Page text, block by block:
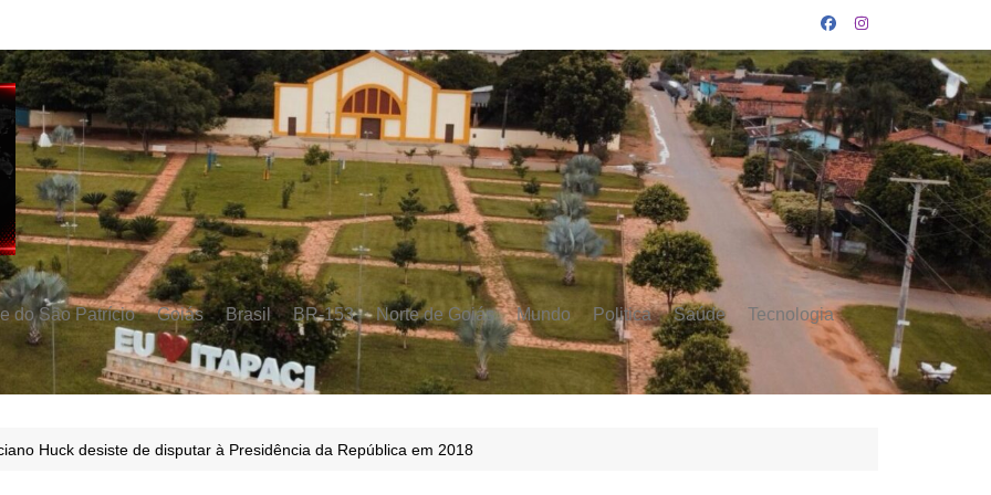
do São Patrício Goiás Brasil BR-153 Norte de Goiás Mundo Politica Saúde Tecnologia
Huck desiste de disputar à Presidência da República em 2018